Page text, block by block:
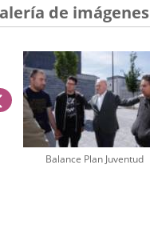
de imágenes
Balance Plan Juventud
anterior